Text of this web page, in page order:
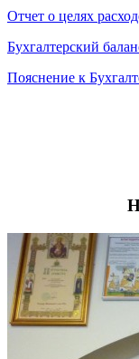
Отчет о целях
Бухгалтерский
Пояснение к